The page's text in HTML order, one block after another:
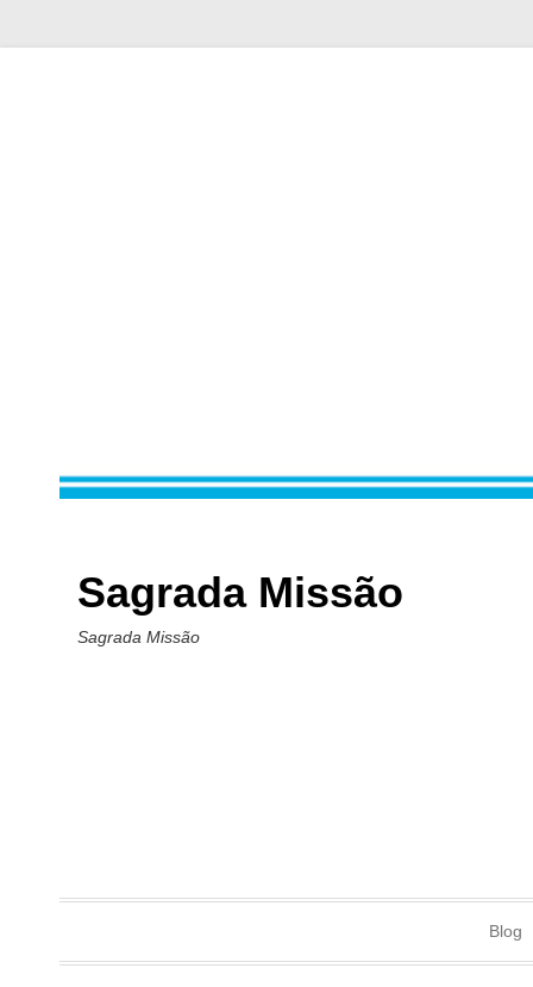
Sagrada Missão
Sagrada Missão
Blog